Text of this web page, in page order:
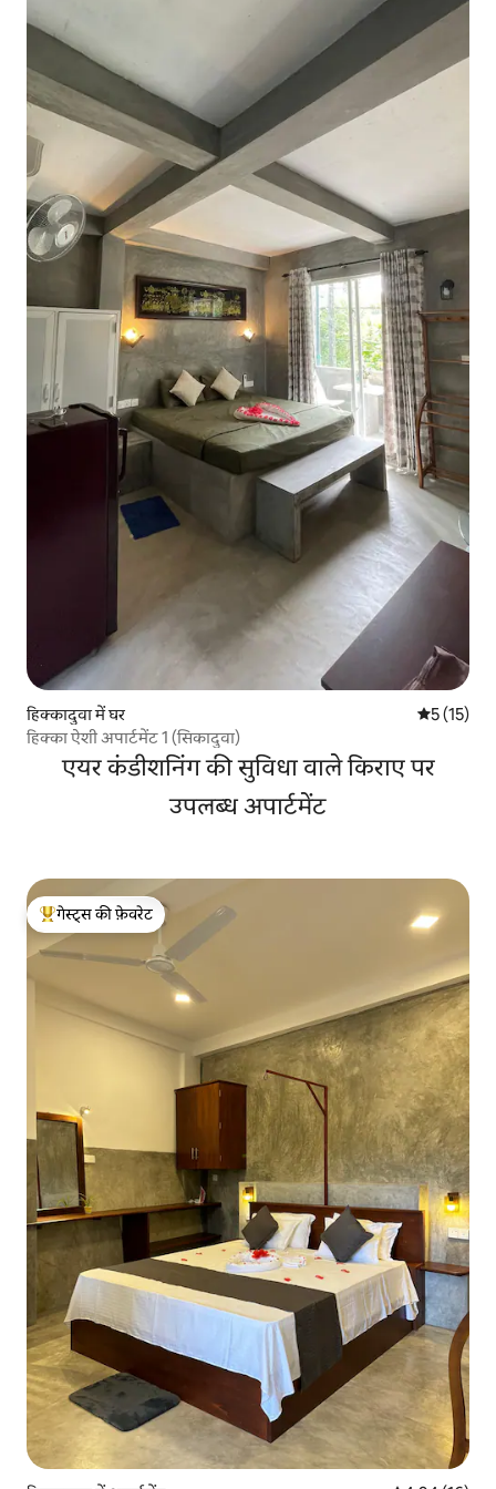
हिक्कादुवा में घर औसत रेटिंग
5 (15)
हिक्का ऐशी अपार्टमेंट 1 (सिकादुवा)
एयर कंडीशनिंग की सुविधा वाले किराए पर
उपलब्ध अपार्टमेंट
गेस्ट्स का टॉप फ़ेवरेट
गेस्ट्स की फ़ेवरेट